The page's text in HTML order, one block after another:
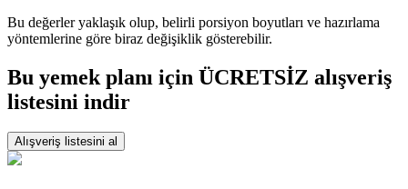
Bu değerler yaklaşık olup, belirli porsiyon boyutları ve hazırlama
yöntemlerine göre biraz değişiklik gösterebilir.
Bu yemek planı için ÜCRETSİZ alışveriş
listesini indir
Alışveriş listesini al